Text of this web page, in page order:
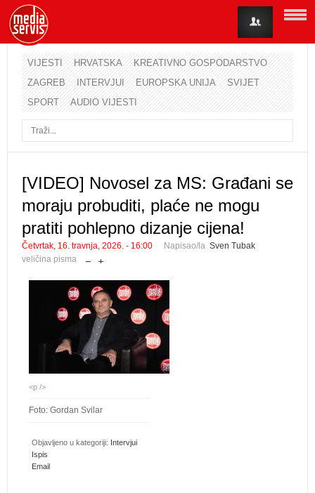
VIJESTI HRVATSKA
KREATIVNO GOSPODARSTVO
ZAGREB
INTERVJUI EUROPSKA UNIJA
SVIJET
SPORT
AUDIO VIJESTI
[VIDEO] Novosel za MS: Građani se
moraju probuditi, plaće ne mogu
pratiti pohlepno dizanje cijena!
Četvrtak, 16. travnja, 2026. - 16:00 Napisao/la Sven Tubak
veličina pisma
<p />
Foto: Gordan Svilar
Objavljeno u kategoriji: Intervjui
Ispis
Email
Korisničko ime
Lozinka
Zaboravili ste lozinku? Zaboravili ste korisničko ime?